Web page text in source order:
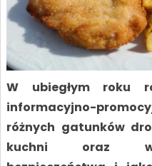
W ubiegłym roku
informacyjno-
różnych gatunków
kuchni oraz